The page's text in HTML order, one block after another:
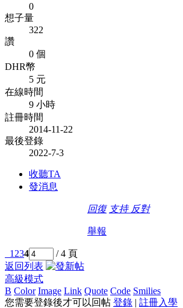
0
想子量
322
讚
0 個
DHR幣
5 元
在線時間
9 小時
註冊時間
2014-11-22
最後登錄
2022-7-3
收聽TA
發消息
回復 支持 反對
舉報
1 234
/ 4 頁
返回列表
高級模式
B Color Image Link Quote Code Smilies
您需要登錄後才可以回帖 登錄 | 註冊入學